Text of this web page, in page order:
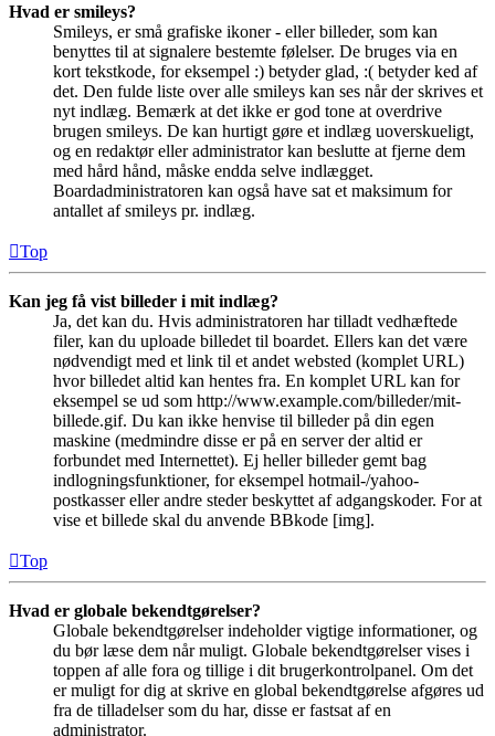
Hvad er smileys?
Smileys, er små grafiske ikoner - eller billeder, som kan
benyttes til at signalere bestemte følelser. De bruges via en
kort tekstkode, for eksempel :) betyder glad, :( betyder ked af
det. Den fulde liste over alle smileys kan ses når der skrives et
nyt indlæg. Bemærk at det ikke er god tone at overdrive
brugen smileys. De kan hurtigt gøre et indlæg uoverskueligt,
og en redaktør eller administrator kan beslutte at fjerne dem
med hård hånd, måske endda selve indlægget.
Boardadministratoren kan også have sat et maksimum for
antallet af smileys pr. indlæg.
Top
Kan jeg få vist billeder i mit indlæg?
Ja, det kan du. Hvis administratoren har tilladt vedhæftede
filer, kan du uploade billedet til boardet. Ellers kan det være
nødvendigt med et link til et andet websted (komplet URL)
hvor billedet altid kan hentes fra. En komplet URL kan for
eksempel se ud som http://www.example.com/billeder/mit-
billede.gif. Du kan ikke henvise til billeder på din egen
maskine (medmindre disse er på en server der altid er
forbundet med Internettet). Ej heller billeder gemt bag
indlogningsfunktioner, for eksempel hotmail-/yahoo-
postkasser eller andre steder beskyttet af adgangskoder. For at
vise et billede skal du anvende BBkode [img].
Top
Hvad er globale bekendtgørelser?
Globale bekendtgørelser indeholder vigtige informationer, og
du bør læse dem når muligt. Globale bekendtgørelser vises i
toppen af alle fora og tillige i dit brugerkontrolpanel. Om det
er muligt for dig at skrive en global bekendtgørelse afgøres ud
fra de tilladelser som du har, disse er fastsat af en
administrator.